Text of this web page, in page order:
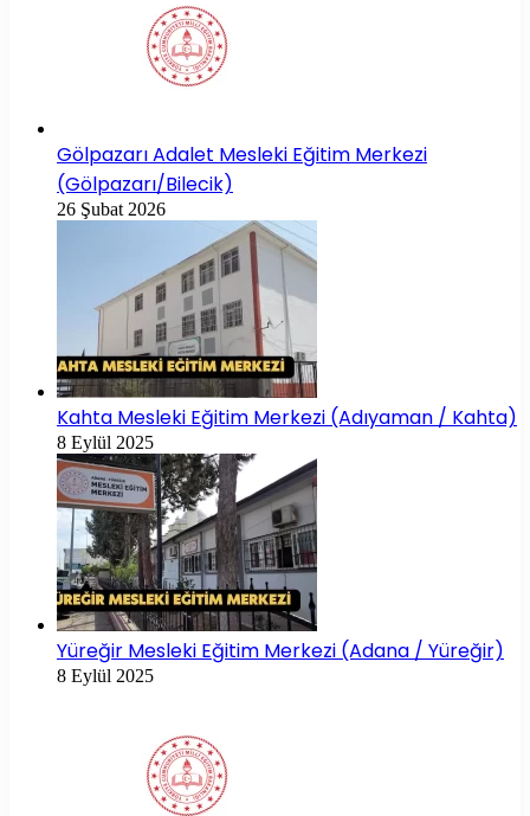
Gölpazarı Adalet Mesleki Eğitim Merkezi
(Gölpazarı/Bilecik)
26 Şubat 2026
Kahta Mesleki Eğitim Merkezi (Adıyaman / Kahta)
8 Eylül 2025
Yüreğir Mesleki Eğitim Merkezi (Adana / Yüreğir)
8 Eylül 2025